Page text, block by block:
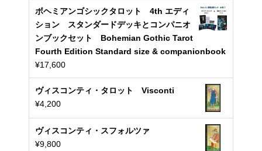
ボヘミアンゴシックタロット 4th エディ
ション スタンダードデッキとコンパニオ
ンブックセット Bohemian Gothic Tarot
Fourth Edition Standard size & companionbook
¥17,600
ヴィスコンティ・タロット Visconti
¥4,200
ヴィスコンティ・スフォルツァ
¥9,800